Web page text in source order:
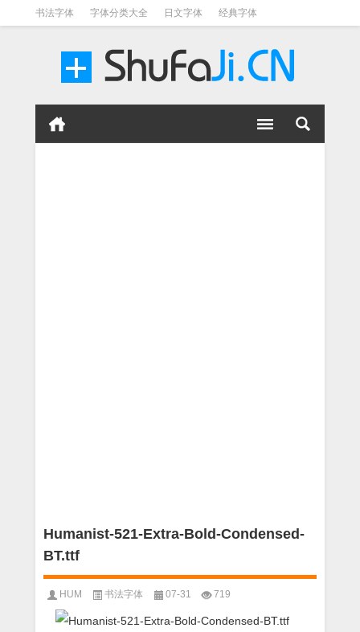
书法字体 字体分类大全 日文字体 经典字体
Humanist-521-Extra-Bold-Condensed-
BT.ttf
HUM 书法字体 07-31 719